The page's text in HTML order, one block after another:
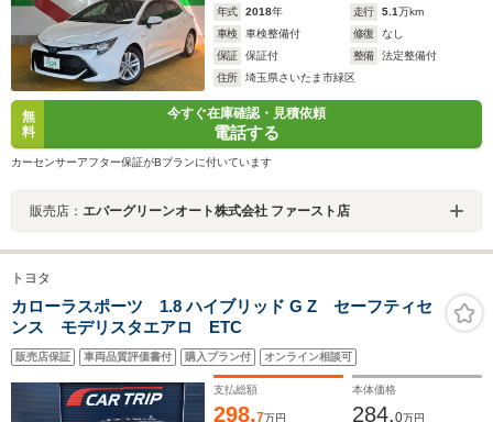
年式
2018年 走行 5.1万km
車検
車検整備付 修復
なし
保証
保証付 整備
法定整備付
住所
埼玉県さいたま市緑区
無
料
今すぐ在庫確認・見積依頼
電話する
カーセンサーアフター保証がBプランに付いています
販売店： エバーグリーンオート株式会社 ファースト店
トヨタ
カローラスポーツ 1.8 ハイブリッド G Z セーフティセ
ンス モデリスタエアロ ETC
販売店保証 車両品質評価書付 購入プラン付 オンライン相談可
支払総額
298.7万円
本体価格
284.0万円